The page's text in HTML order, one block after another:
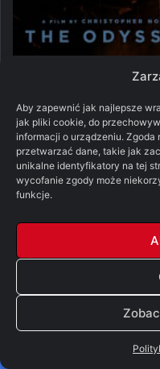
Aby zapewnić jak najlepsze
jak pliki cookie, do
informacji o urządzeniu.
przetwarzać dane, takie jak
unikalne identyfikatory na tej
wycofanie zgody może
funkcje.
Odyseja (2026)
03/08/2026
20/07/
Baw